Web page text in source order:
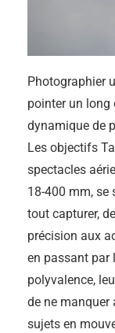
Photographier
pointer un long
dynamique de
Les objectifs
spectacles
18-400 mm, se
tout capturer,
précision aux
en passant par
polyvalence,
de ne manquer
sujets en